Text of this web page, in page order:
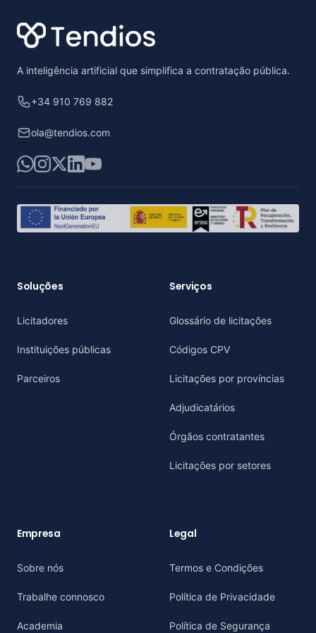
A inteligência artificial que simplifica a contratação pública.
+34 910 769 882
ola@tendios.com
WhatsApp
Instagram
X LinkedIn
YouTube
Soluções
Licitadores
Instituições públicas
Parceiros
Serviços
Glossário de licitações
Códigos CPV
Licitações por províncias
Adjudicatários
Órgãos contratantes
Licitações por setores
Empresa
Sobre nós
Trabalhe connosco
Academia
Legal
Termos e Condições
Política de Privacidade
Política de Segurança